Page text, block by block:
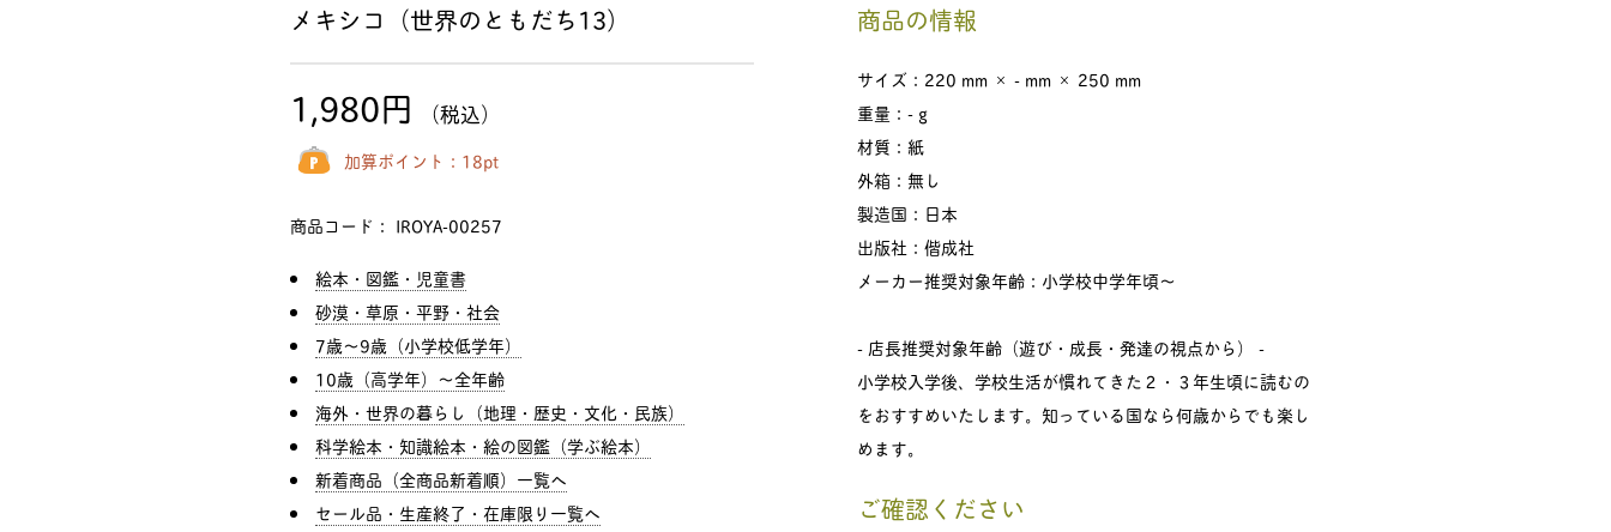
メキシコ（世界のともだち13）
1,980円 （税込）
加算ポイント： 18pt
商品コード： IROYA-00257
絵本・図鑑・児童書
砂漠・草原・平野・社会
7歳〜9歳（小学校低学年）
10歳（高学年）〜全年齢
海外・世界の暮らし（地理・歴史・文化・民族）
科学絵本・知識絵本・絵の図鑑（学ぶ絵本）
新着商品（全商品新着順）一覧へ
セール品・生産終了・在庫限り一覧へ
商品の情報
サイズ：220 mm × - mm × 250 mm
重量：- g
材質：紙
外箱：無し
製造国：日本
出版社：偕成社
メーカー推奨対象年齢：小学校中学年頃〜
- 店長推奨対象年齢（遊び・成長・発達の視点から） -
小学校入学後、学校生活が慣れてきた２・３年生頃に読むの
をおすすめいたします。知っている国なら何歳からでも楽し
めます。
ご確認ください